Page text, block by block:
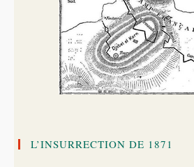
L’INSURRECTION DE 1871